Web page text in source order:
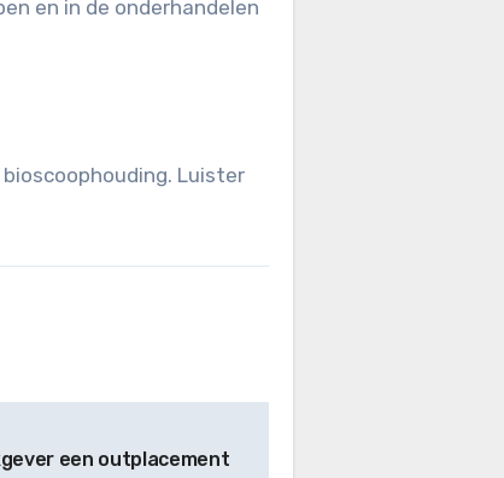
en in de onderhandelen
Luister
een outplacement